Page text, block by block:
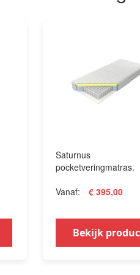
Saturnus
pocketveringmatras.
Vanaf
€ 395,00
Bekijk